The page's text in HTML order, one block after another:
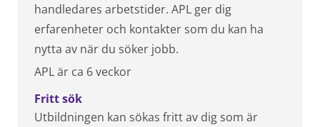
handledares arbetstider. APL ger dig
erfarenheter och kontakter som du kan ha
nytta av när du söker jobb.
APL är ca 6 veckor
Fritt sök
Utbildningen kan sökas fritt av dig som är